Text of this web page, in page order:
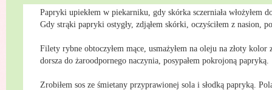
Papryki upiekłem w piekarniku, gdy skórka sczerniała włożyłem
Gdy strąki papryki ostygły, zdjąłem skórki, oczyściłem z nasion,
Filety rybne obtoczyłem mące, usmażyłem na oleju na złoty kolor
dorsza do żaroodpornego naczynia, posypałem pokrojoną papryką.
Zrobiłem sos ze śmietany przyprawionej sola i słodką papryką.